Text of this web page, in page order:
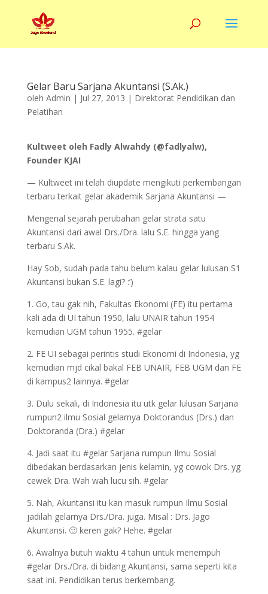
Gelar Baru Sarjana Akuntansi (S.Ak.)
oleh Admin | Jul 27, 2013 | Direktorat Pendidikan dan
Pelatihan
Kultweet oleh Fadly Alwahdy (@fadlyalw),
Founder KJAI
— Kultweet ini telah diupdate mengikuti perkembangan
terbaru terkait gelar akademik Sarjana Akuntansi —
Mengenal sejarah perubahan gelar strata satu
Akuntansi dari awal Drs./Dra. lalu S.E. hingga yang
terbaru S.Ak.
Hay Sob, sudah pada tahu belum kalau gelar lulusan S1
Akuntansi bukan S.E. lagi? :’)
1. Go, tau gak nih, Fakultas Ekonomi (FE) itu pertama
kali ada di UI tahun 1950, lalu UNAIR tahun 1954
kemudian UGM tahun 1955. #gelar
2. FE UI sebagai perintis studi Ekonomi di Indonesia, yg
kemudian mjd cikal bakal FEB UNAIR, FEB UGM dan FE
di kampus2 lainnya. #gelar
3. Dulu sekali, di Indonesia itu utk gelar lulusan Sarjana
rumpun2 ilmu Sosial gelarnya Doktorandus (Drs.) dan
Doktoranda (Dra.) #gelar
4. Jadi saat itu #gelar Sarjana rumpun Ilmu Sosial
dibedakan berdasarkan jenis kelamin, yg cowok Drs. yg
cewek Dra. Wah wah lucu sih. #gelar
5. Nah, Akuntansi itu kan masuk rumpun Ilmu Sosial
jadilah gelarnya Drs./Dra. juga. Misal : Drs. Jago
Akuntansi. 🙂 keren gak? Hehe. #gelar
6. Awalnya butuh waktu 4 tahun untuk menempuh
#gelar Drs./Dra. di bidang Akuntansi, sama seperti kita
saat ini. Pendidikan terus berkembang.